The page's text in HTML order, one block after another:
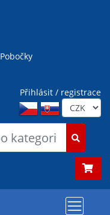
Pobočky
Přihlásit / registrace